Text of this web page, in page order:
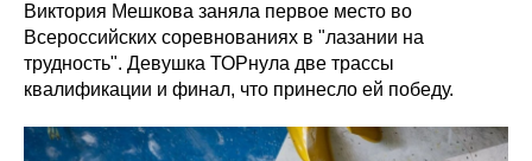
Виктория Мешкова заняла первое место во
Всероссийских соревнованиях в "лазании на
трудность". Девушка ТОРнула две трассы
квалификации и финал, что принесло ей победу.